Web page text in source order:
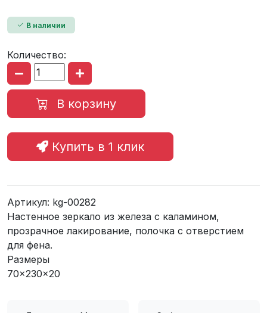
В наличии
Количество:
В корзину
Купить в 1 клик
Артикул: kg-00282
Настенное зеркало из железа с каламином,
прозрачное лакирование, полочка с отверстием
для фена.
Размеры
70x230x20